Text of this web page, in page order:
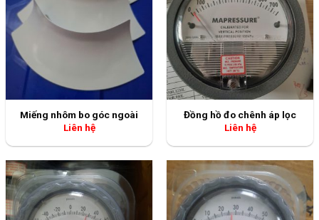
Miếng nhôm bo góc ngoài
Liên hệ
Đồng hồ đo chênh áp lọc
Liên hệ